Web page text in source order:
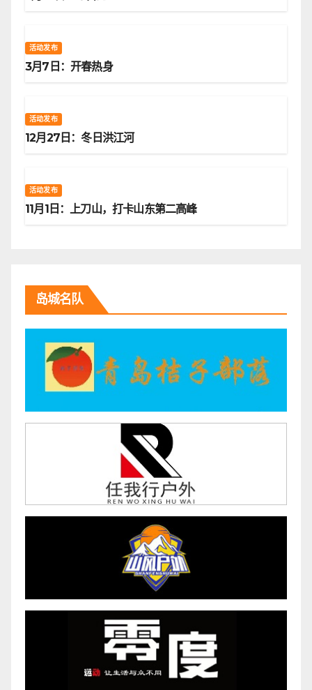
活动发布
3月7日：开春热身
活动发布
12月27日：冬日洪江河
活动发布
11月1日：上刀山，打卡山东第二高峰
岛城名队